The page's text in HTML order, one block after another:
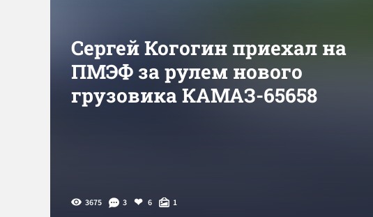
Сергей Когогин приехал на
ПМЭФ за рулем нового
грузовика КАМАЗ-65658
3675 3 6 1